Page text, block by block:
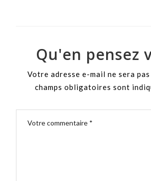
Qu'en pensez
Votre adresse e-mail ne sera
champs obligatoires sont